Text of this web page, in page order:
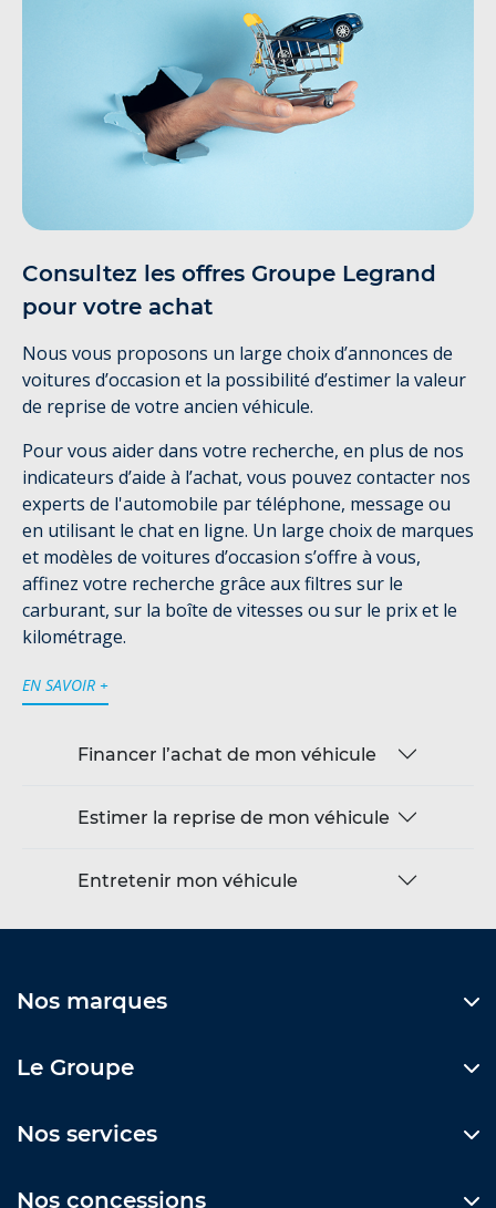
Consultez les offres Groupe Legrand
pour votre achat
Nous vous proposons un large choix d’annonces de
voitures d’occasion et la possibilité d’estimer la valeur
de reprise de votre ancien véhicule.
Pour vous aider dans votre recherche, en plus de nos
indicateurs d’aide à l’achat, vous pouvez contacter nos
experts de l'automobile par téléphone, message ou
en utilisant le chat en ligne. Un large choix de marques
et modèles de voitures d’occasion s’offre à vous,
affinez votre recherche grâce aux filtres sur le
carburant, sur la boîte de vitesses ou sur le prix et le
kilométrage.
EN SAVOIR +
Financer l’achat de mon véhicule
Estimer la reprise de mon véhicule
Entretenir mon véhicule
Nos marques
Le Groupe
Nos services
Nos concessions